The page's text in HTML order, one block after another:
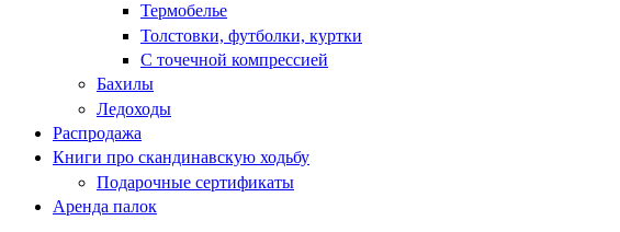
Термобелье
Толстовки, футболки, куртки
С точечной компрессией
Бахилы
Ледоходы
Распродажа
Книги про скандинавскую ходьбу
Подарочные сертификаты
Аренда палок